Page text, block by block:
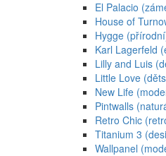
El Palacio
House of
Hygge
Karl Lagerfeld
Lilly and Luis
Little Love
New Life
Pintwalls
Retro Chic
Titanium 3
Wallpanel